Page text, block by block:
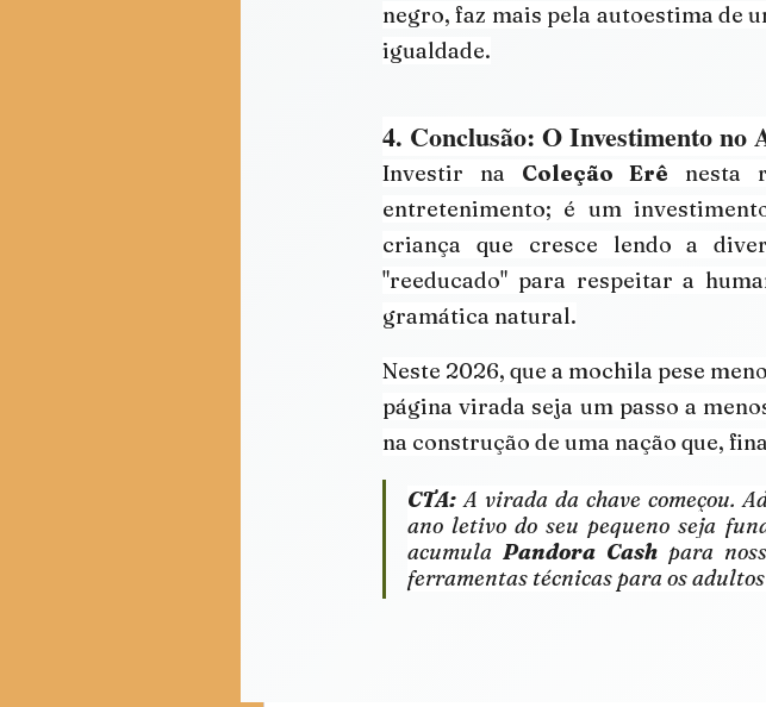
negro, faz mais pela autoestima de
igualdade.
4. Conclusão: O Investimento no
Investir na Coleção Erê nesta
entretenimento; é um
criança que cresce lendo a
"reeducado" para respeitar a
gramática natural.
Neste 2026, que a mochila pese
página virada seja um passo a
na construção de uma nação que,
CTA: A virada da chave começou.
ano letivo do seu pequeno seja
acumula Pandora Cash para
ferramentas técnicas para os